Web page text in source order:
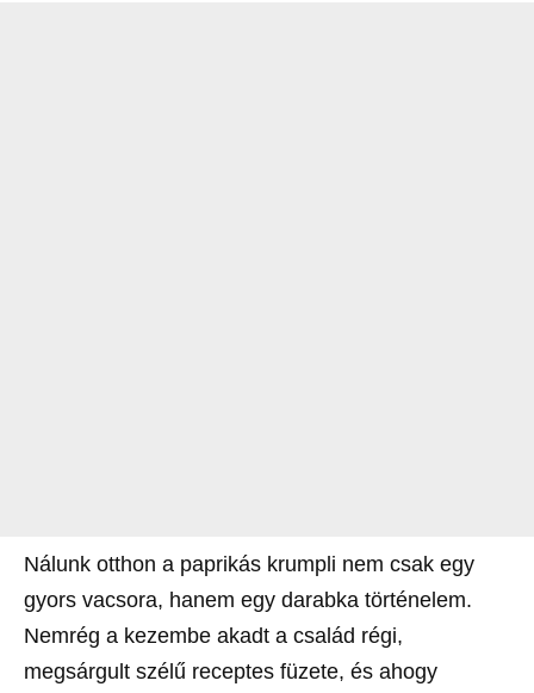
Nálunk otthon a paprikás krumpli nem csak egy
gyors vacsora, hanem egy darabka történelem.
Nemrég a kezembe akadt a család régi,
megsárgult szélű receptes füzete, és ahogy